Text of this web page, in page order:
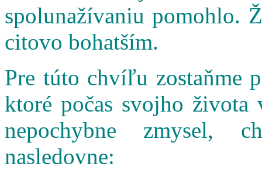
spolunažívaniu pomohlo.
citovo bohatším.
Pre túto chvíľu zostaňme
ktoré počas svojho
nepochybne zmysel,
nasledovne: